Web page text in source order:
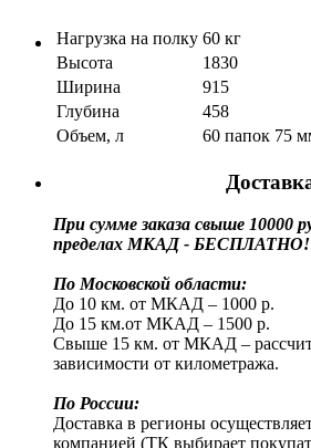
Нагрузка на полку 60 кг
Высота
1830
Ширина
915
Глубина
458
Объем, л
60 папок 75
При сумме заказа свыше 10000
пределах МКАД - БЕСПЛАТНО!
По Московской области:
До 10 км. от МКАД – 1000 р.
До 15 км.от МКАД – 1500 р.
Свыше 15 км. от МКАД –
зависимости от километража.
По России:
Доставка в регионы
компанией (ТК выбирает